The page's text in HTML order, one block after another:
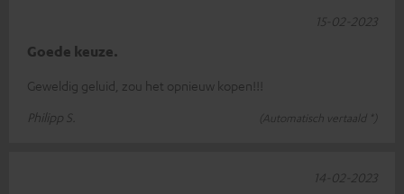
Goede keuze.
Geweldig geluid, zou het opnieuw kopen!!!
Philipp S.
(Automatisch vertaald *)
15-02-2023
14-02-2023